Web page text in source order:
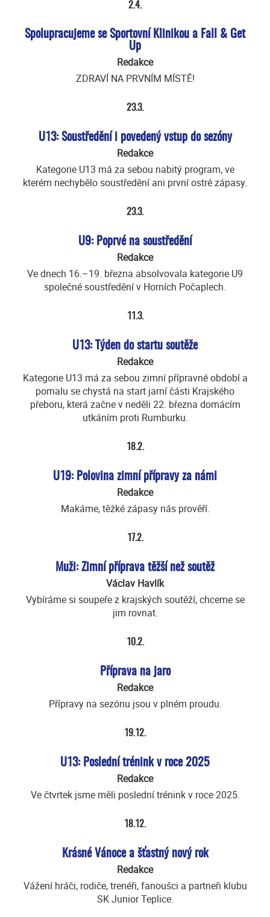
2.4.
Spolupracujeme se Sportovní Klinikou a Fall & Get
Up
Redakce
ZDRAVÍ NA PRVNÍM MÍSTĚ!
23.3.
U13: Soustředění i povedený vstup do sezóny
Redakce
Kategorie U13 má za sebou nabitý program, ve
kterém nechybělo soustředění ani první ostré zápasy.
23.3.
U9: Poprvé na soustředění
Redakce
Ve dnech 16.–19. března absolvovala kategorie U9
společné soustředění v Horních Počaplech.
11.3.
U13: Týden do startu soutěže
Redakce
Kategorie U13 má za sebou zimní přípravné období a
pomalu se chystá na start jarní části Krajského
přeboru, která začne v neděli 22. března domácím
utkáním proti Rumburku.
18.2.
U19: Polovina zimní přípravy za námi
Redakce
Makáme, těžké zápasy nás prověří.
17.2.
Muži: Zimní příprava těžší než soutěž
Václav Havlík
Vybíráme si soupeře z krajských soutěží, chceme se
jim rovnat.
10.2.
Příprava na jaro
Redakce
Přípravy na sezónu jsou v plném proudu.
19.12.
U13: Poslední trénink v roce 2025
Redakce
Ve čtvrtek jsme měli poslední trénink v roce 2025.
18.12.
Krásné Vánoce a šťastný nový rok
Redakce
Vážení hráči, rodiče, trenéři, fanoušci a partneři klubu
SK Junior Teplice.